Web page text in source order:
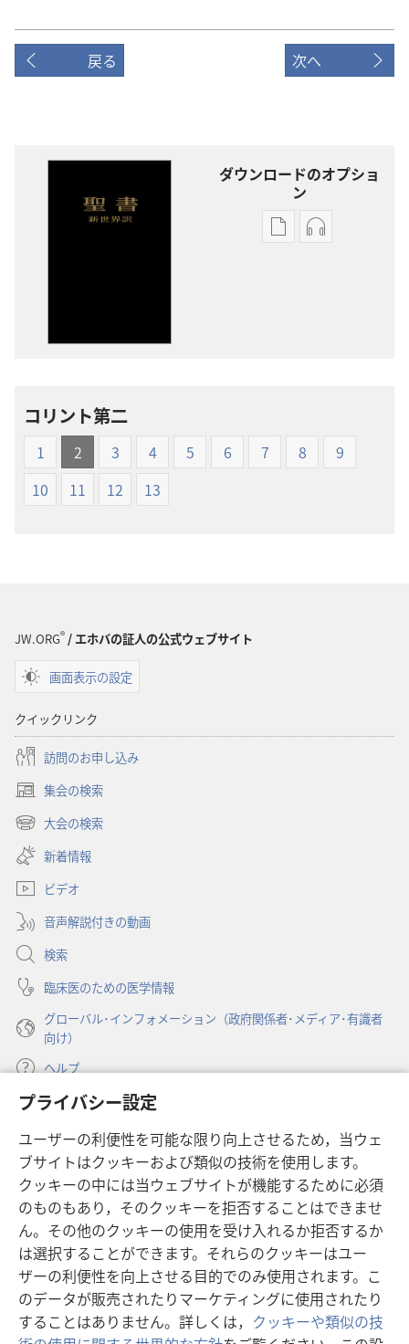
プライバシー設定
ユーザーの利便性を可能な限り向上させるため，当ウェ
ブサイトはクッキーおよび類似の技術を使用します。
クッキーの中には当ウェブサイトが機能するために必須
のものもあり，そのクッキーを拒否することはできませ
ん。その他のクッキーの使用を受け入れるか拒否するか
は選択することができます。それらのクッキーはユー
ザーの利便性を向上させる目的でのみ使用されます。こ
のデータが販売されたりマーケティングに使用されたり
することはありません。詳しくは， クッキーや類似の技
戻る 次へ
ダウンロードのオプショ
ン
出
オ
プ
オー
オ
プ
コリント第二
1 2 3 4 5 6 7 8
9
10
11 12 13
JW.ORG®/ エホバの証人の公式ウェブサイト
画面表示の設定
クイックリンク
訪問のお申し込み
集会の検索
（新
し
タ
で
開
く）
大会の検索
（新
し
い
タ
ブ
で
開
く）
新着情報
ビデオ
音声解説付きの動画
検索
臨床医のための医学情報
グローバル･インフォメーション（政府関係者･メディア･有識者
向け）
ヘルプ
寄付
し
い
タ
ブ
で
開
く）
ものみの塔 オンライン・ライブラリー
（新
し
い
タ
ブ
で
開
く）
JW Hub ®
（新
し
い
タ
ブ
で
開
JW Library ®
Watchtower Library®